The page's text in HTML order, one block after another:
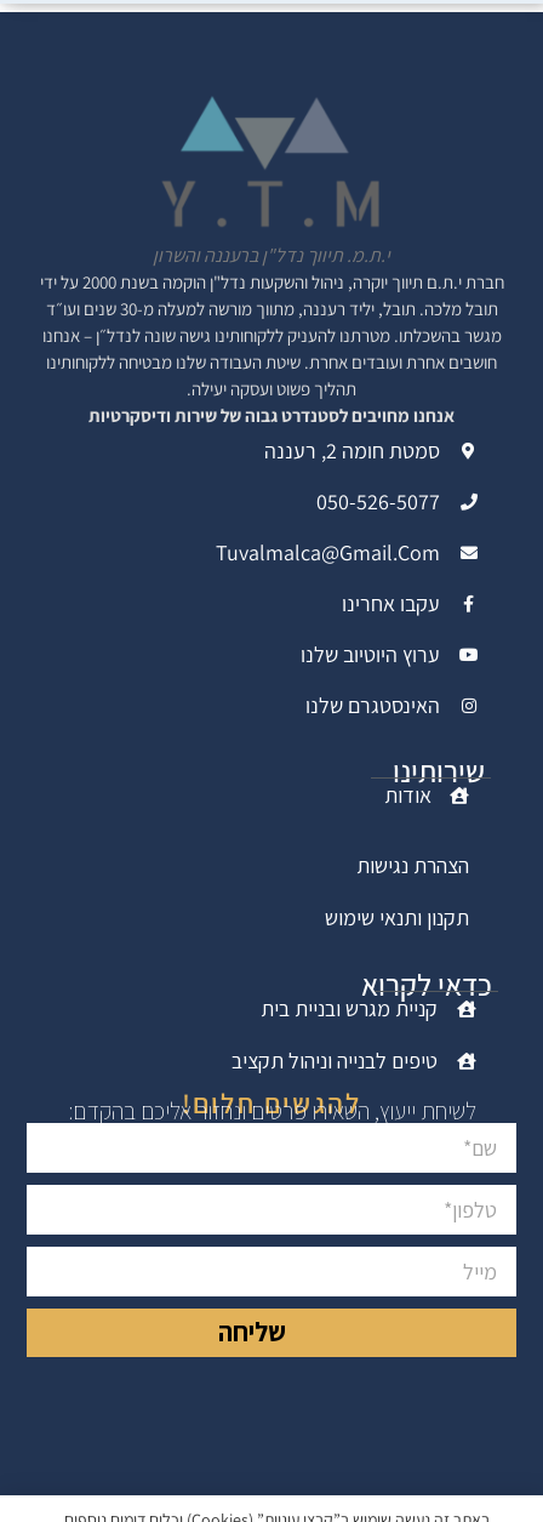
י.ת.מ. תיווך נדל"ן ברעננה והשרון
חברת י.ת.ם תיווך יוקרה, ניהול והשקעות נדל"ן
הוקמה בשנת 2000 על ידי
תובל מלכה. תובל, יליד רעננה, מתווך מורשה למעלה מ-30 שנים ועו״ד
מגשר בהשכלתו. מטרתנו להעניק ללקוחותינו גישה שונה לנדל״ן – אנחנו
חושבים אחרת ועובדים אחרת. שיטת העבודה שלנו מבטיחה ללקוחותינו
תהליך פשוט ועסקה יעילה.
אנחנו מחויבים לסטנדרט גבוה של שירות ודיסקרטיות
סמטת חומה 2, רעננה
050-526-5077
Tuvalmalca@gmail.com
עקבו אחרינו
ערוץ היוטיוב שלנו
האינסטגרם שלנו
שירותינו
אודות
הצהרת נגישות
תקנון ותנאי שימוש
כדאי לקרוא
קניית מגרש ובניית בית
טיפים לבנייה וניהול תקציב
להגשים חלום!
לשיחת ייעוץ, השאירו פרטים ונחזור אליכם בהקדם:
שליחה